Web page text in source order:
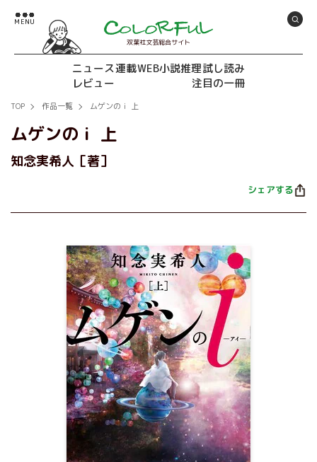
双葉社文芸総合サイト
ニュース連載WEB小説推理試し読み
レビュー
注目の一冊
TOP 作品一覧 ムゲンのｉ 上
ムゲンのｉ 上
知念実希人［著］
シェアする